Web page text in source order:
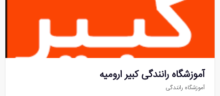
آموزشگاه رانندگی کبیر ارومیه
آموزشگاه رانندگی